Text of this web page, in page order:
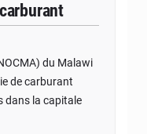
du Malawi
de carburant
dans la capitale